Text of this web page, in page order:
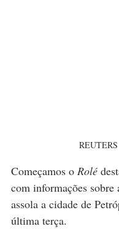
REUTERS
Começamos o Rolé
com informações sobre
assola a cidade de
última terça.